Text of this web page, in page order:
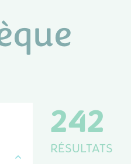
242
RÉSULTATS